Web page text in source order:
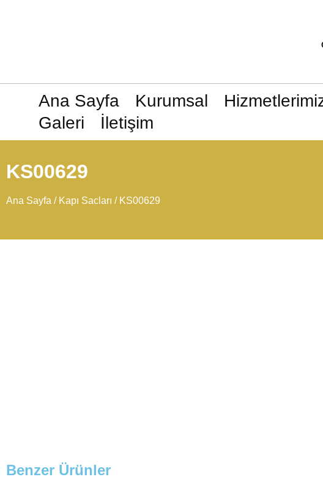
Ana Sayfa Kurumsal
Galeri
İletişim
KS00629
Ana Sayfa / Kapı Sacları / KS00629
Benzer Ürünler